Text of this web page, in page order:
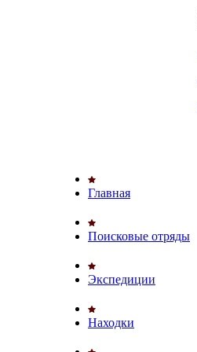
Главная
Поисковые отряды
Экспедиции
Находки